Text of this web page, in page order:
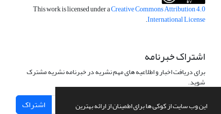
این وب سایت از کوکی ها برای اطمینان از ارائه بهترین
This work is licensed under aCreative Commons Attribution 4.0
International License
.
اشتراک خبرنامه
برای دریافت اخبار و اطلاعیه های مهم نشریه در خبرنامه نشریه مشترک
شوید.
اشتراک